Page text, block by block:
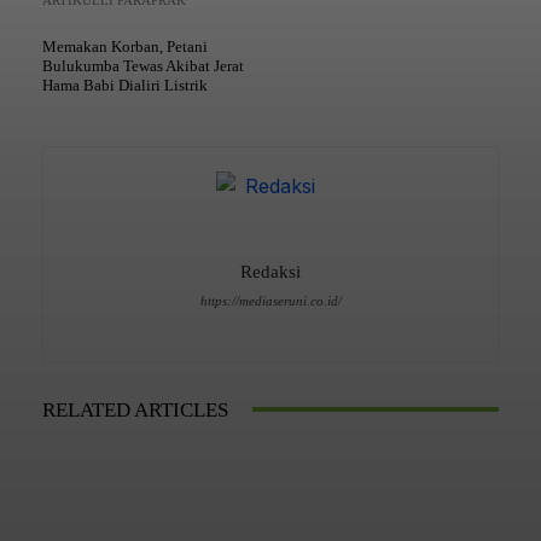
Memakan Korban, Petani
Bulukumba Tewas Akibat Jerat
Hama Babi Dialiri Listrik
Redaksi
https://mediaseruni.co.id/
RELATED ARTICLES